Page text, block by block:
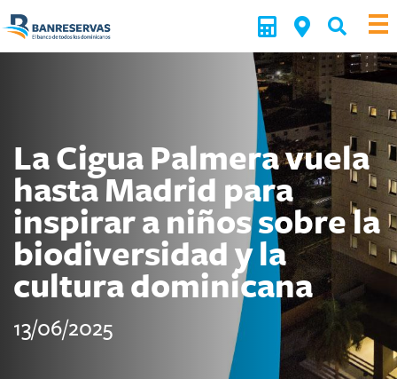
La Cigua Palmera vuela
hasta Madrid para
inspirar a niños sobre la
biodiversidad y la
cultura dominicana
13/06/2025